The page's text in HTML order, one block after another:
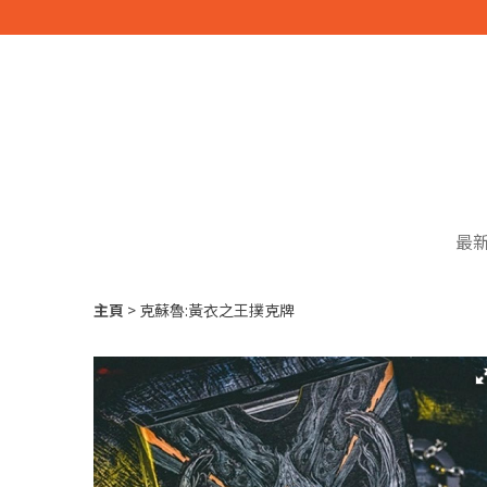
最
主頁 克蘇魯:黃衣之王撲克牌